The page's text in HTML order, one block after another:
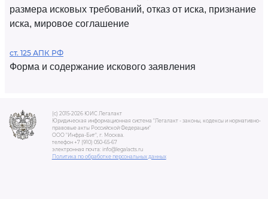
размера исковых требований, отказ от иска, признание
иска, мировое соглашение
ст. 125 АПК РФ
Форма и содержание искового заявления
(c) 2015-2026 ЮИС Легалакт
Юридическая информационная система "Легалакт - законы, кодексы и нормативно-
правовые акты Российской Федерации"
ООО "Инфра-Бит", г. Москва.
телефон +7 (910) 050-65-67
электронная почта: info@legalacts.ru
Политика по обработке персональных данных